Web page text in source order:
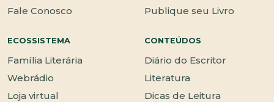
Fale Conosco
Publique seu Livro
ECOSSISTEMA
Família Literária
Webrádio
Loja virtual
CONTEÚDOS
Diário do Escritor
Literatura
Dicas de Leitura